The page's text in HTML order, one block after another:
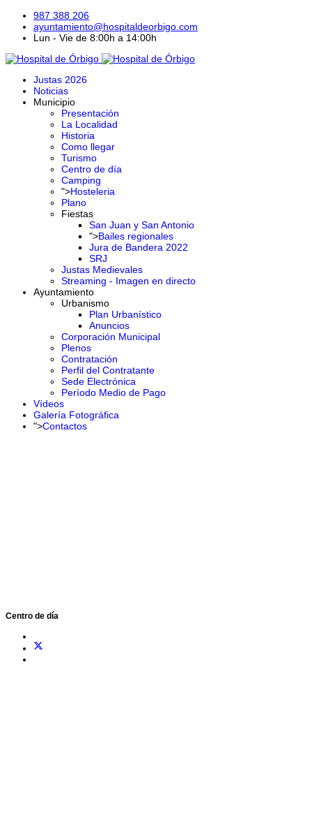
987 388 206
ayuntamiento@hospitaldeorbigo.com
Lun - Vie de 8:00h a 14:00h
Justas 2026
Noticias
Municipio
Presentación
La Localidad
Historia
Como llegar
Turismo
Centro de día
Camping
">Hosteleria
Plano
Fiestas
San Juan y San Antonio
">Bailes regionales
Jura de Bandera 2022
SRJ
Justas Medievales
Streaming - Imagen en directo
Ayuntamiento
Urbanismo
Plan Urbanístico
Anuncios
Corporación Municipal
Plenos
Contratación
Perfil del Contratante
Sede Electrónica
Período Medio de Pago
Vídeos
Galería Fotográfica
">Contactos
Centro de día